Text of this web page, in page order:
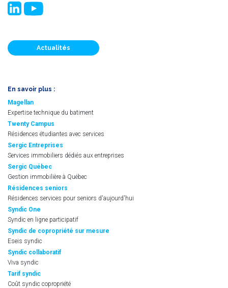
Actualités
En savoir plus :
Magellan
Expertise technique du batiment
Twenty Campus
Résidences étudiantes avec services
Sergic Entreprises
Services immobiliers dédiés aux entreprises
Sergic Québec
Gestion immobilière à Québec
Résidences seniors
Résidences services pour seniors d'aujourd'hui
Syndic One
Syndic en ligne participatif
Syndic de copropriété sur mesure
Eseis syndic
Syndic collaboratif
Viva syndic
Tarif syndic
Coût syndic copropriété